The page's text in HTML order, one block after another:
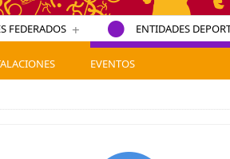
FEDERADOS + ENTIDADES
EVENTOS